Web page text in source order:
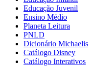
Educação Juvenil
Ensino Médio
Planeta Leitura
PNLD
Dicionário Michaelis
Catálogo Disney
Catálogo Interativos